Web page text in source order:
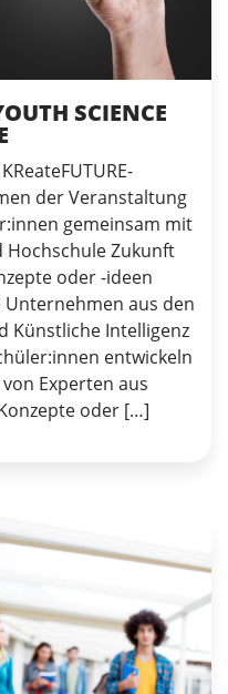
SCIENCE
der Veranstaltung
gemeinsam mit
Hochschule Zukunft
oder -ideen
aus den
Künstliche Intelligenz
entwickeln
Experten aus
oder […]